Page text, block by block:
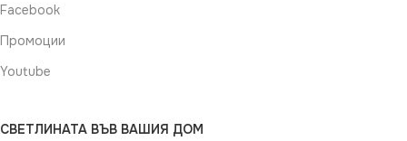
Facebook
Промоции
Youtube
СВЕТЛИНАТА ВЪВ ВАШИЯ ДОМ